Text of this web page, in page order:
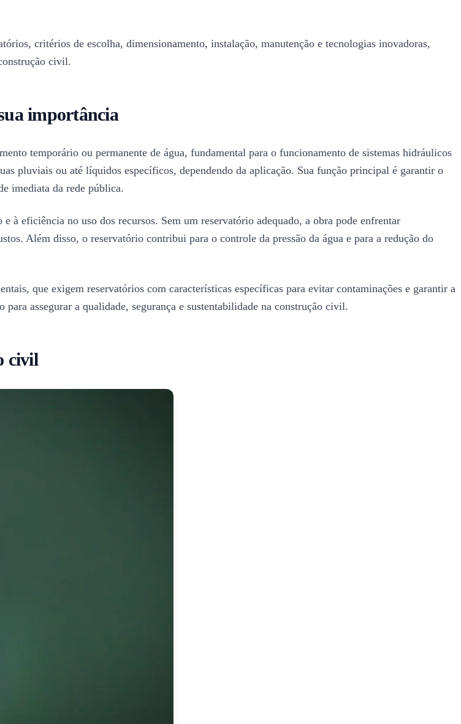
critérios de escolha, dimensionamento, instalação, manutenção e tecnologias inovadoras,
civil.
importância
temporário ou permanente de água, fundamental para o funcionamento de sistemas hidráulicos
pluviais ou até líquidos específicos, dependendo da aplicação. Sua função principal é garantir o
imediata da rede pública.
à eficiência no uso dos recursos. Sem um reservatório adequado, a obra pode enfrentar
Além disso, o reservatório contribui para o controle da pressão da água e para a redução do
que exigem reservatórios com características específicas para evitar contaminações e garantir a
assegurar a qualidade, segurança e sustentabilidade na construção civil.
civil